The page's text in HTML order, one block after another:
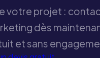
votre projet :
dès
et sans